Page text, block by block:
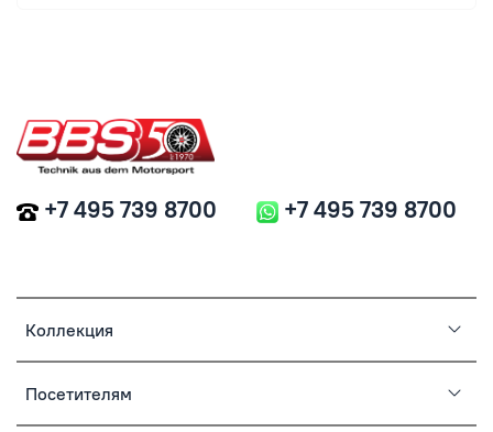
Коллекция
Посетителям
+7 495 739 8700 +7 495 739 8700